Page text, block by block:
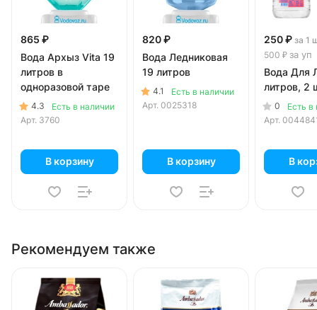
865 ₽
Вода Архыз Vita 19
литров в
одноразовой таре
4.3
Есть в наличии
Арт. 3760
В корзину
820 ₽
Вода Ледниковая
19 литров
4.1
Есть в наличии
Арт. 0025318
В корзину
250 ₽ за 1
500 ₽ за уп
Вода Для
литров, 2
0
Есть в
Арт.
В
Рекомендуем также